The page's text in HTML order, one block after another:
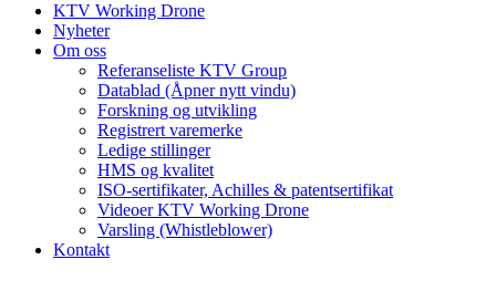
KTV Working Drone
Nyheter
Om oss
Referanseliste KTV Group
Datablad (Åpner nytt vindu)
Forskning og utvikling
Registrert varemerke
Ledige stillinger
HMS og kvalitet
ISO-sertifikater, Achilles & patentsertifikat
Videoer KTV Working Drone
Varsling (Whistleblower)
Kontakt